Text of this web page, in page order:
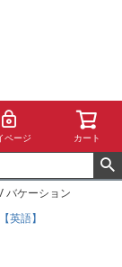
ページ カート
バケーション
英語】